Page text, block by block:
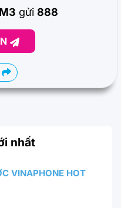
gửi 888
nhất
VINAPHONE HOT